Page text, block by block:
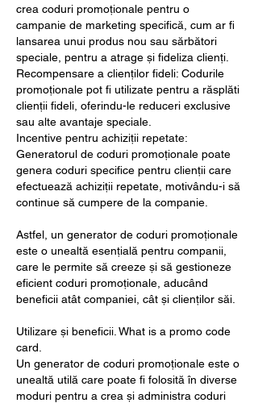
crea coduri promoționale pentru o
campanie de marketing specifică, cum ar fi
lansarea unui produs nou sau sărbători
speciale, pentru a atrage și fideliza clienți.
Recompensare a clienților fideli: Codurile
promoționale pot fi utilizate pentru a răsplăti
clienții fideli, oferindu-le reduceri exclusive
sau alte avantaje speciale.
Incentive pentru achiziții repetate:
Generatorul de coduri promoționale poate
genera coduri specifice pentru clienții care
efectuează achiziții repetate, motivându-i să
continue să cumpere de la companie.
Astfel, un generator de coduri promoționale
este o unealtă esențială pentru companii,
care le permite să creeze și să gestioneze
eficient coduri promoționale, aducând
beneficii atât companiei, cât și clienților săi.
Utilizare și beneficii. What is a promo code
card.
Un generator de coduri promoționale este o
unealtă utilă care poate fi folosită în diverse
moduri pentru a crea și administra coduri